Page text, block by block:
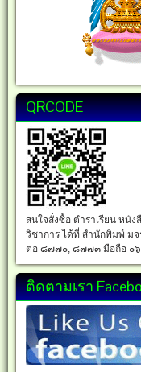
QRCODE
สนใจสั่งซื้อ ตำราเรียน หนั
วิชาการ ได้ที่ สำนักพิมพ์ ม
ต่อ ๘๗๗๐, ๘๗๗๓ มือถือ ๐
ติดตามเรา